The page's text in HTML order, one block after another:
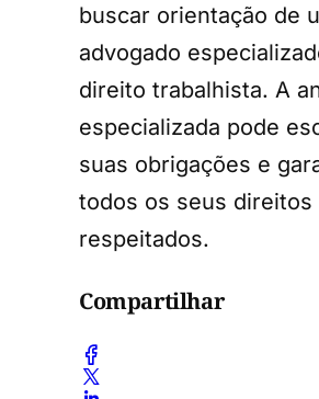
buscar orientação de
advogado
direito trabalhista. A
especializada pode
suas obrigações e
todos os seus direitos
respeitados.
Compartilhar